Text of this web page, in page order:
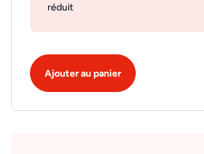
réduit
Ajouter au panier